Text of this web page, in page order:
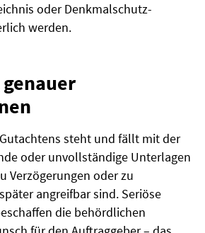
oder Denkmalschutz-
werden.
steht und fällt mit der
oder unvollständige Unterlagen
Verzögerungen oder zu
angreifbar sind. Seriöse
die behördlichen